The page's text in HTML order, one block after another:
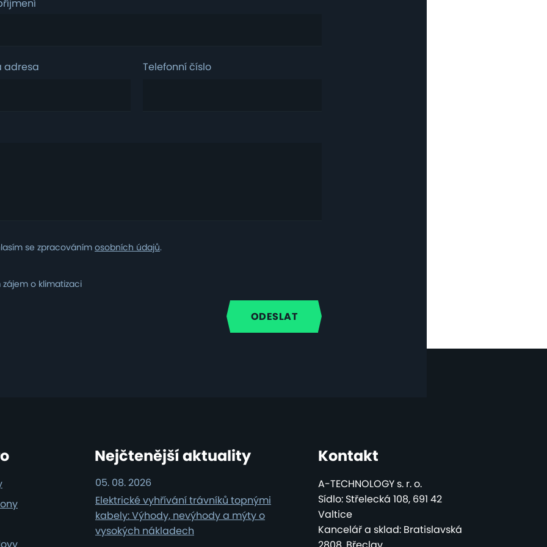
adresa Telefonní číslo
se zpracovánímosobních údajů.
zájem o klimatizaci
Nejčtenější aktuality
Elektrické vyhřívání trávníků topnými
kabely: Výhody, nevýhody a mýty o
vysokých nákladech
05. 08. 2026
Kontakt
A-TECHNOLOGY s. r. o.
Sídlo: Střelecká 108, 691 42
Valtice
Kancelář a sklad: Bratislavská